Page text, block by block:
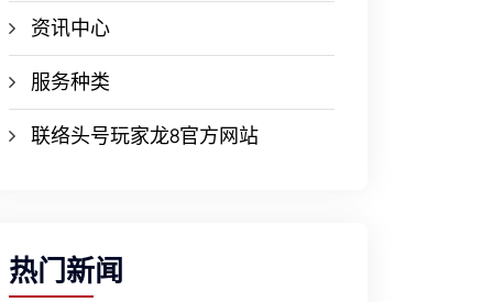
资讯中心
服务种类
联络头号玩家龙8官方网站
热门新闻